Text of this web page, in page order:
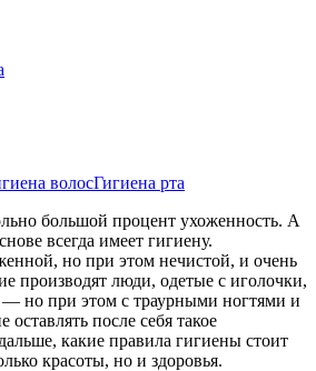
волосГигиена рта
большой процент ухоженность. А
всегда имеет гигиену.
но при этом нечистой, и очень
производят люди, одетые с иголочки,
― но при этом с траурными ногтями и
после себя такое
какие правила гигиены стоит
красоты, но и здоровья.